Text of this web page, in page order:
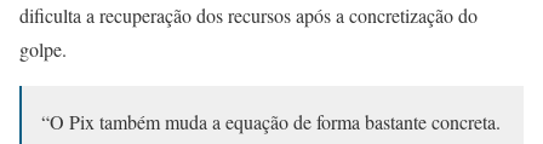
dificulta a recuperação dos recursos após a concretização do
golpe.
“O Pix também muda a equação de forma bastante concreta.